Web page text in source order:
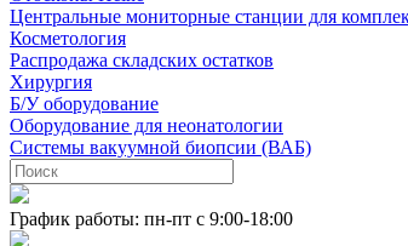
Центральные мониторные станции для
Косметология
Распродажа складских остатков
Хирургия
Б/У оборудование
Оборудование для неонатологии
Системы вакуумной биопсии (ВАБ)
График работы: пн-пт с 9:00-18:00